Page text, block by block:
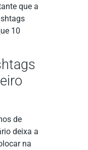
que a
10
de
deixa a
na